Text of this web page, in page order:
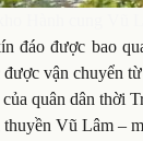
đáo được bao
vận chuyển
quân dân thời
Vũ Lâm –